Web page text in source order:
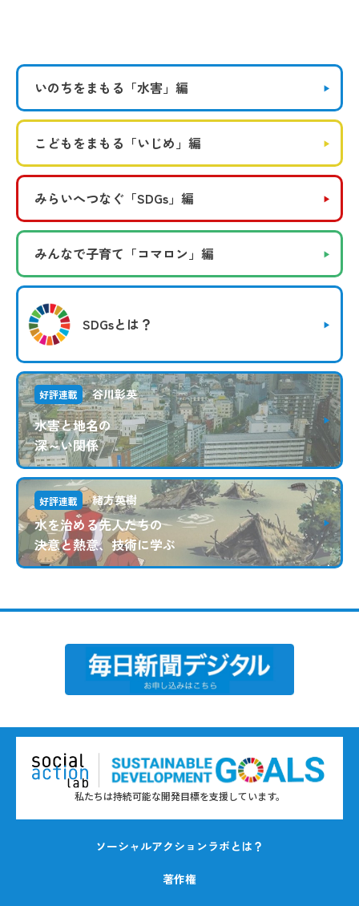
いのちをまもる 「水害」編
こどもをまもる 「いじめ」編
みらいへつなぐ 「SDGs」編
みんなで子育て 「コマロン」編
SDGsとは？
好評連載 谷川彰英
水害と地名の
深～い関係
好評連載 緒方英樹
水を治める先人たちの
決意と熱意、技術に学ぶ
私たちは持続可能な開発目標を支援しています。
ソーシャルアクションラボとは？
著作権